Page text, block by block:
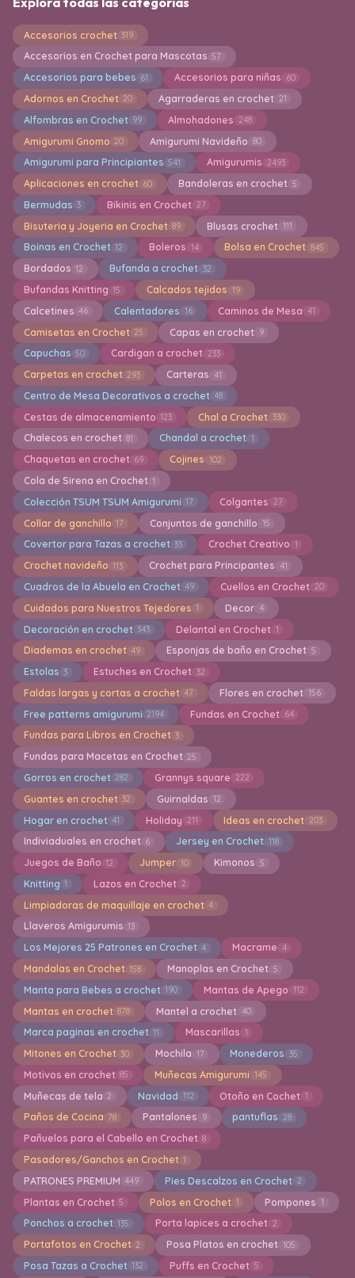
Accesorios crochet 319
Accesorios en Crochet para Mascotas 57
Accesorios para bebes 61 Accesorios para niñas 60
Adornos en Crochet 20 Agarraderas en crochet 21
Alfombras en Crochet 99 Almohadones 248
Amigurumi Gnomo 20 Amigurumi Navideño 80
Amigurumi para Principiantes 541 Amigurumis 2493
Aplicaciones en crochet 60 Bandoleras en crochet 5
Bermudas 3 Bikinis en Crochet 27
Bisuteria y Joyeria en Crochet 89 Blusas crochet 111
Boinas en Crochet 12 Boleros 14 Bolsa en Crochet 845
Bordados 12 Bufanda a crochet 32
Bufandas Knitting 15 Calcados tejidos 19
Calcetines 46 Calentadores 16 Caminos de Mesa 41
Camisetas en Crochet 25 Capas en crochet 9
Capuchas 50 Cardigan a crochet 233
Carpetas en crochet 293 Carteras 41
Centro de Mesa Decorativos a crochet 48
Cestas de almacenamiento 123 Chal a Crochet 330
Chalecos en crochet 81 Chandal a crochet 1
Chaquetas en crochet 69 Cojines 102
Cola de Sirena en Crochet 1
Colección TSUM TSUM Amigurumi 17 Colgantes 27
Collar de ganchillo 17 Conjuntos de ganchillo 15
Covertor para Tazas a crochet 33 Crochet Creativo 1
Crochet navideño 113 Crochet para Principantes 41
Cuadros de la Abuela en Crochet 49 Cuellos en Crochet 20
Cuidados para Nuestros Tejedores 1 Decor 4
Decoración en crochet 343 Delantal en Crochet 1
Diademas en crochet 49 Esponjas de baño en Crochet 5
Estolas 3 Estuches en Crochet 32
Faldas largas y cortas a crochet 47 Flores en crochet 156
Free patterns amigurumi 2194 Fundas en Crochet 64
Fundas para Libros en Crochet 3
Fundas para Macetas en Crochet 25
Gorros en crochet 282 Grannys square 222
Guantes en crochet 32 Guirnaldas 12
Hogar en crochet 41 Holiday 211 Ideas en crochet 203
Indiviaduales en crochet 6 Jersey en Crochet 118
Juegos de Baño 12 Jumper 10 Kimonos 5
Knitting 1 Lazos en Crochet 2
Limpiadoras de maquillaje en crochet 4
Llaveros Amigurumis 13
Los Mejores 25 Patrones en Crochet 4 Macrame 4
Mandalas en Crochet 158 Manoplas en Crochet 5
Manta para Bebes a crochet 190 Mantas de Apego 112
Mantas en crochet 878 Mantel a crochet 40
Marca paginas en crochet 11 Mascarillas 1
Mitones en Crochet 30 Mochila 17 Monederos 35
Motivos en crochet 85 Muñecas Amigurumi 145
Muñecas de tela 2 Navidad 112 Otoño en Cochet 1
Paños de Cocina 78 Pantalones 9 pantuflas 28
Pañuelos para el Cabello en Crochet 8
Pasadores/Ganchos en Crochet 1
PATRONES PREMIUM 449 Pies Descalzos en Crochet 2
Plantas en Crochet 5 Polos en Crochet 1 Pompones 1
Ponchos a crochet 135 Porta lapices a crochet 2
Portafotos en Crochet 2 Posa Platos en crochet 105
Posa Tazas a Crochet 132 Puffs en Crochet 5